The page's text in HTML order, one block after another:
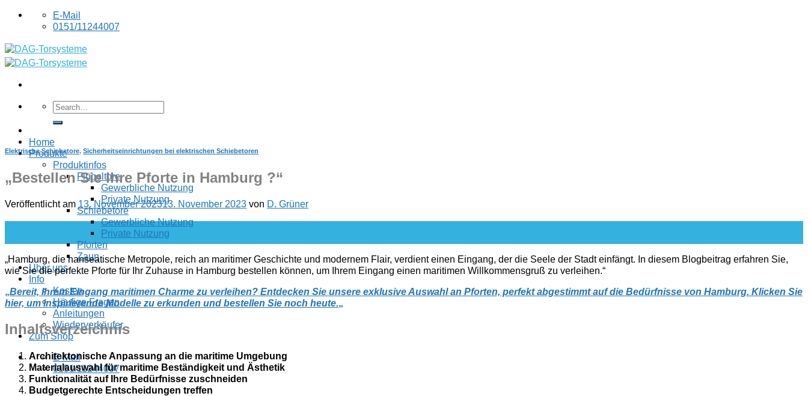
Skip
E-Mail
0151/11244007
Home
Produkte
Produktinfos
Flügeltore
Gewerbliche Nutzung
Private Nutzung
Schiebetore
Gewerbliche Nutzung
Private Nutzung
Pforten
Zaun
Über uns
Info
Kosten
Häufige Fragen
Anleitungen
Wiederverkäufer
Zum Shop
E-Mail
0151/11244007
Elektrische Schiebetore, Sicherheitseinrichtungen bei elektrischen Schiebetoren
„Bestellen Sie Ihre Pforte in Hamburg ?“
Veröffentlicht am 13. November 202313. November 2023 von D. Grüner
„Hamburg, die hanseatische Metropole, reich an maritimer Geschichte und modernem Flair, verdient einen Eingang, der die Seele der Stadt einfängt. In diesem Blogbeitrag erfahren Sie,
wie Sie die perfekte Pforte für Ihr Zuhause in Hamburg bestellen können, um Ihrem Eingang einen maritimen Willkommensgruß zu verleihen.“
„Bereit, Ihrem Eingang maritimen Charme zu verleihen? Entdecken Sie unsere exklusive Auswahl an Pforten, perfekt abgestimmt auf die Bedürfnisse von Hamburg. Klicken Sie
hier, um inspirierende Modelle zu erkunden und bestellen Sie noch heute.„
Inhaltsverzeichnis
Architektonische Anpassung an die maritime Umgebung
Materialauswahl für maritime Beständigkeit und Ästhetik
Funktionalität auf Ihre Bedürfnisse zuschneiden
Budgetgerechte Entscheidungen treffen